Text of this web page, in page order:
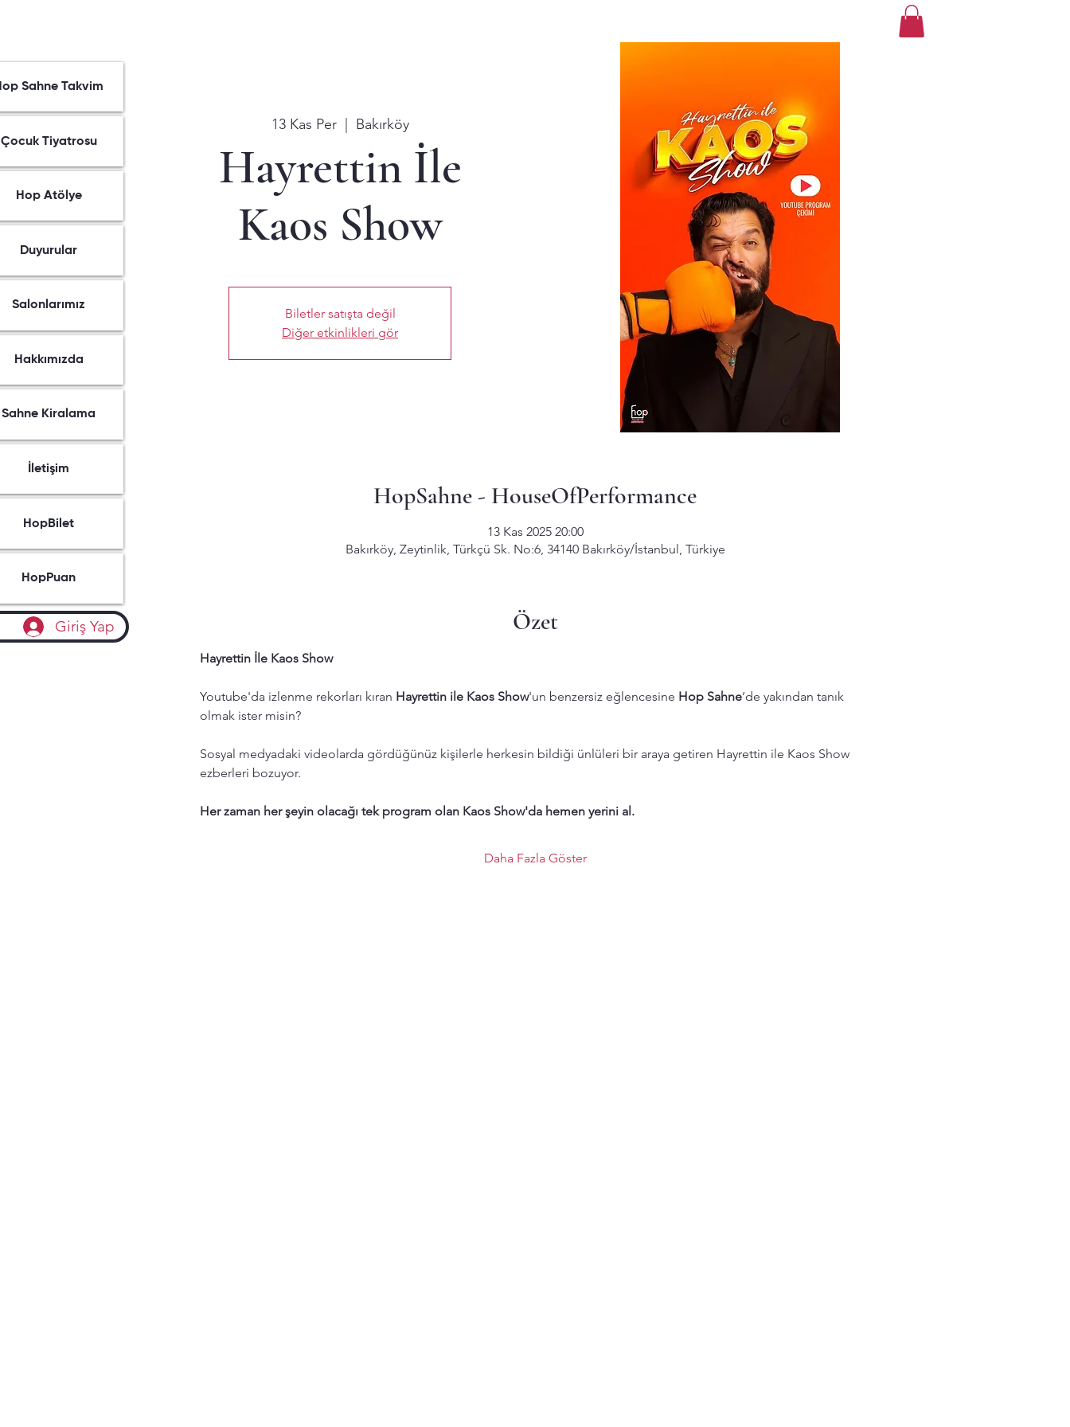
13 Kas Per
  |
Bakırköy
Hayrettin İle
Kaos Show
Biletler satışta değil
Diğer etkinlikleri gör
HopSahne - HouseOfPerformance
13 Kas 2025 20:00
Bakırköy, Zeytinlik, Türkçü Sk. No:6, 34140 Bakırköy/İstanbul, Türkiye
Özet
Hayrettin İle Kaos Show
Youtube'da izlenme rekorları kıran Hayrettin ile Kaos Show'un benzersiz eğlencesine Hop Sahne’de yakından tanık
olmak ister misin?
Sosyal medyadaki videolarda gördüğünüz kişilerle herkesin bildiği ünlüleri bir araya getiren Hayrettin ile Kaos Show
ezberleri bozuyor.
Her zaman her şeyin olacağı tek program olan Kaos Show'da hemen yerini al.
Daha Fazla Göster
Sahne Takvim
Çocuk Tiyatrosu
Hop Atölye
Duyurular
Salonlarımız
Hakkımızda
Sahne Kiralama
İletişim
HopBilet
HopPuan
Giriş Yap